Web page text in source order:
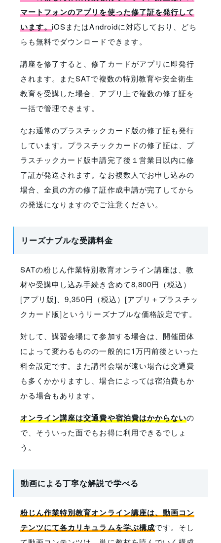
マートフォンのアプリを使った修了証を発行して
います。iOSまたはAndroidに対応しており、どち
らも無料でダウンロードできます。
講座を修了すると、修了カードがアプリに即発行
されます。またSATで複数の特別教育や安全衛生
教育を受講した場合、アプリ上で複数の修了証を
一括で管理できます。
なお通常のプラスチックカード版の修了証も発行
しています。プラスチックカードの修了証は、プ
ラスチックカード版申請完了後１営業日以内に修
了証が発送されます。なお複数人でお申し込みの
場合、全員の方の修了証作成申請が完了してから
の発送になりますのでご注意ください。
リーズナブルな受講料金
SATの粉じん作業特別教育オンライン講座は、教
材や受講申し込み手続き含めて8,800円（税込）
[アプリ版]、9,350円（税込）[アプリ＋プラスチッ
クカード版]というリーズナブルな価格設定です。
対して、講習会場にて参加する場合は、開催団体
によって変わるものの一般的に1万円前後といった
料金設定です。また講習会場が遠い場合は交通費
も多くかかりますし、場合によっては宿泊費もか
かる場合もあります。
オンライン講座は交通費や宿泊費はかからないの
で、そういった面でもお得に利用できるでしょ
う。
動画による丁寧な解説で学べる
粉じん作業特別教育オンライン講座は、動画コン
テンツにて各カリキュラムを学ぶ構成です。そし